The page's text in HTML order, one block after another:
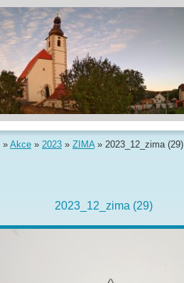
» Akce » 2023 » ZIMA» 2023_12_zima (29)
2023_12_zima (29)